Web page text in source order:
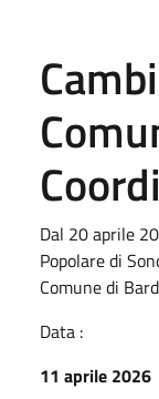
Dal 20 aprile
Popolare di
Comune di
Data :
11 aprile 2026